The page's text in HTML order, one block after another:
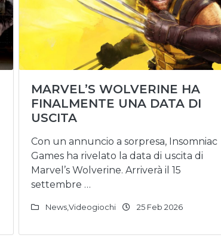
MARVEL’S WOLVERINE HA
FINALMENTE UNA DATA DI
USCITA
Con un annuncio a sorpresa, Insomniac
Games ha rivelato la data di uscita di
Marvel’s Wolverine. Arriverà il 15
settembre …
NewsVideogiochi 25 Feb 2026